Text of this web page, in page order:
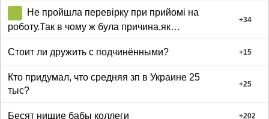
Не пройшла перевірку при прийомі на
роботу.Так в чому ж була причина,як
+34
Стоит ли дружить с подчинёнными? +15
Кто придумал, что средняя зп в Украине 25
тыс?
+25
Бесят нищие бабы коллеги +202